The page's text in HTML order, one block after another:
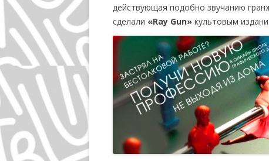
действующая подобно звучанию
сделали «Ray Gun» культовым